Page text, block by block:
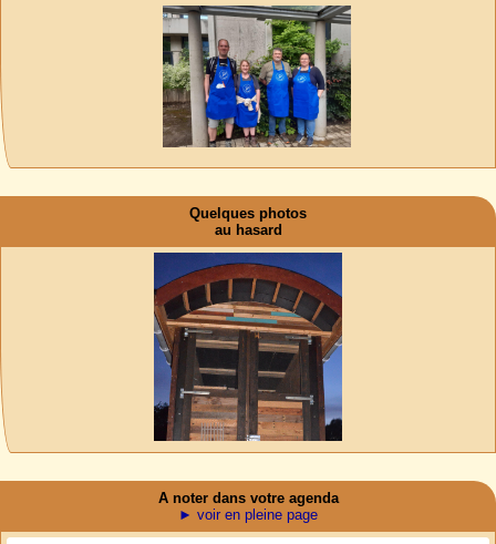
Quelques photos
au hasard
A noter dans votre agenda
► voir en pleine page